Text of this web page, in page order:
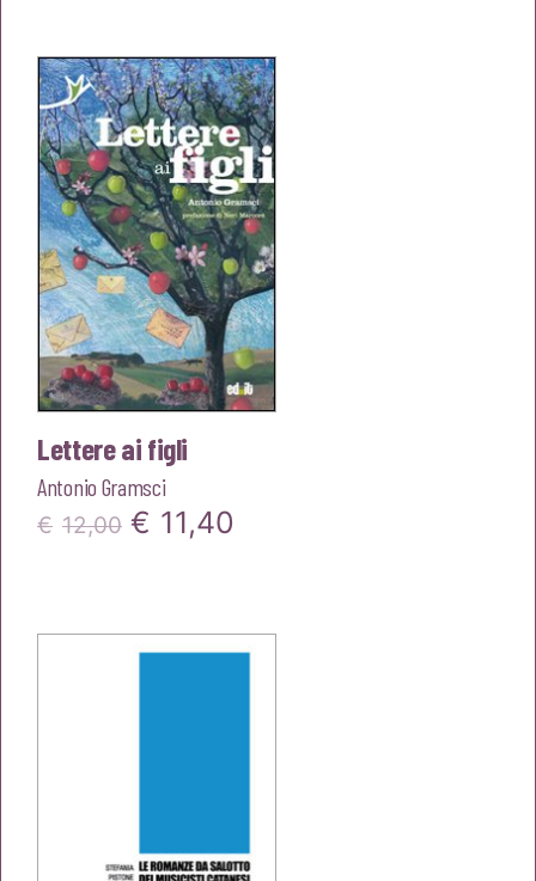
era:
€12,00.
è:
€11,40.
Lettere ai figli
Antonio Gramsci
€ 12,00 Il
era:
€ 11,40
è: